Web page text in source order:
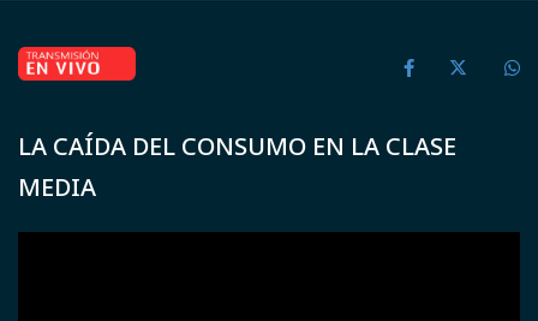
LA CAÍDA DEL CONSUMO EN LA CLASE
MEDIA